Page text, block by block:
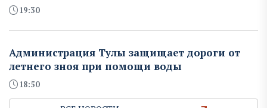
19:30
Администрация Тулы защищает дороги от
летнего зноя при помощи воды
18:50